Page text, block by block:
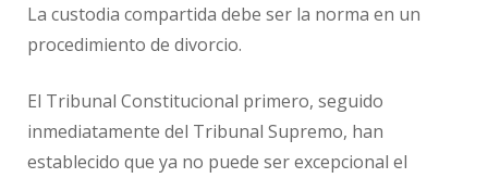
La custodia compartida debe ser la norma en un
procedimiento de divorcio.
El Tribunal Constitucional primero, seguido
inmediatamente del Tribunal Supremo, han
establecido que ya no puede ser excepcional el